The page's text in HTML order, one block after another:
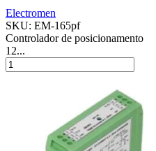
Electromen
SKU: EM-165pf
Controlador de posicionamento
12...